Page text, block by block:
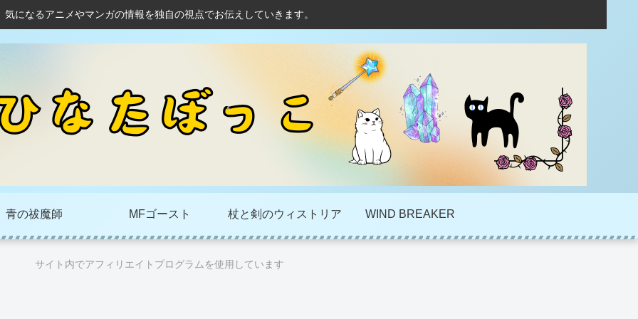
気になるアニメやマンガの情報を独自の視点でお伝えしていきます。
青の祓魔師 MFゴースト 杖と剣のウィストリア WIND BREAKER
サイト内でアフィリエイトプログラムを使用しています